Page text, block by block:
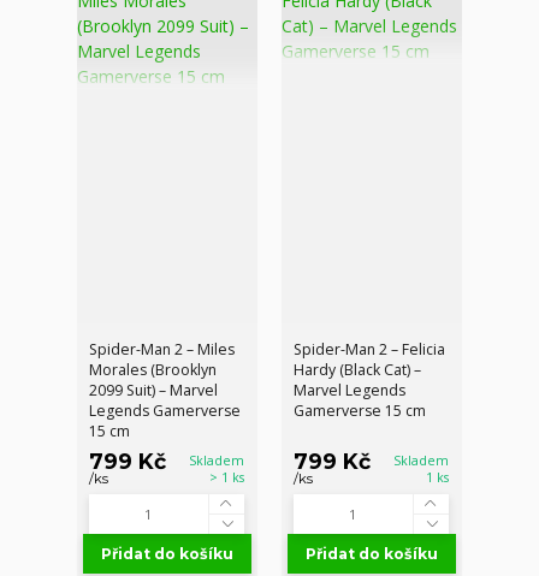
Spider-Man 2 – Miles
Morales (Brooklyn
2099 Suit) – Marvel
Legends Gamerverse
15 cm
799 Kč
/ks
Skladem
> 1 ks
Přidat do košíku
Spider-Man 2 – Felicia
Hardy (Black Cat) –
Marvel Legends
Gamerverse 15 cm
799 Kč
/ks
Skladem
1 ks
Přidat do košíku